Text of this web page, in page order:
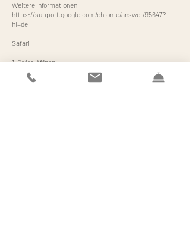
Weitere Informationen
https://support.google.com/chrome/answer/95647?
hl=de
Safari
1. Safari öffnen
2. Wählen Sie in der Systemleiste "Einstellungen" und in
dem sich dann öffnenden Dialogfenster "Datenschutz"